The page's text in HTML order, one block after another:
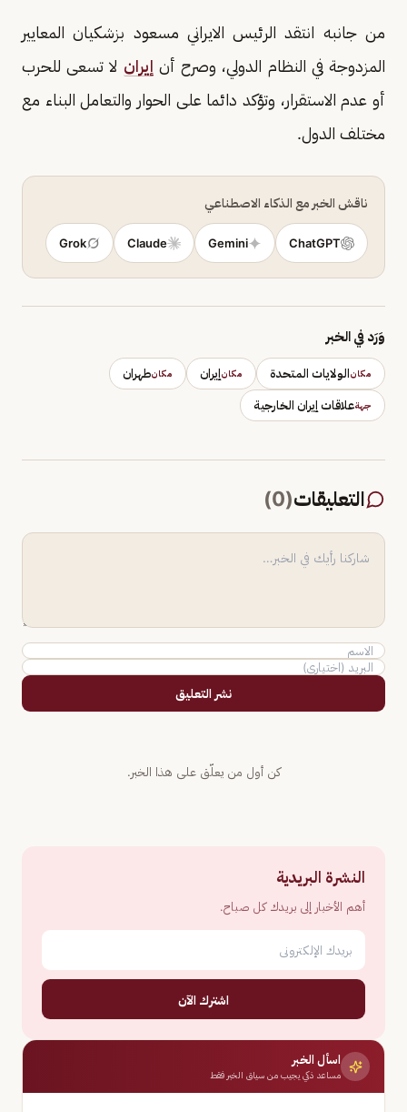
من جانبه انتقد الرئيس الايراني مسعود بزشكيان المعايير
المزدوجة في النظام الدولي، وصرح أن إيران لا تسعى للحرب
أو عدم الاستقرار، وتؤكد دائما على الحوار والتعامل البناء مع
مختلف الدول.
ناقش الخبر مع الذكاء الاصطناعي
ChatGPT
Gemini
Claude
Grok
وَرَد في الخبر
مكانالولايات المتحدة مكانإيران مكانطهران
جهةعلاقات إيران الخارجية
التعليقات(
0
)
نشر التعليق
كن أول من يعلّق على هذا الخبر.
النشرة البريدية
أهم الأخبار إلى بريدك كل صباح.
اشترك الآن
اسأل الخبر
مساعد ذكي يجيب من سياق الخبر فقط